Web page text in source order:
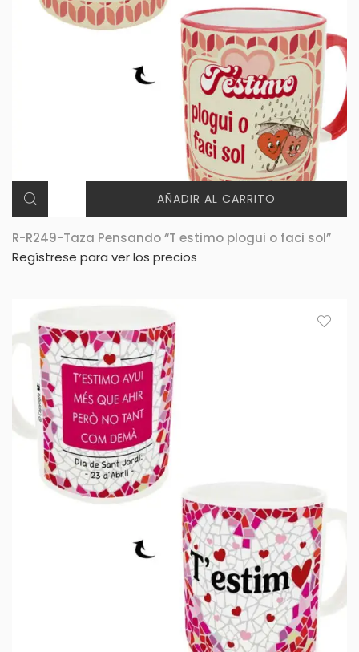
AÑADIR AL CARRITO
R-R249-Taza Pensando “T estimo plogui o faci sol”
Regístrese para ver los precios